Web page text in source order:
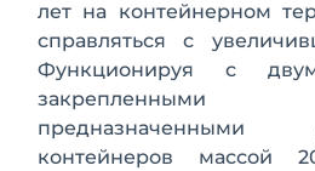
лет на контейнерном
справляться с
Функционируя с
закрепленными
контейнеров